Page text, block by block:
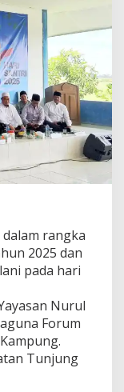
rangka
2025 dan
pada hari
Nurul
Forum
Tunjung